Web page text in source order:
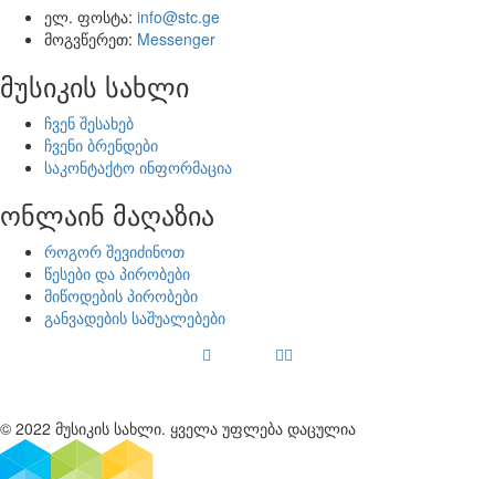
ელ. ფოსტა: info@stc.ge
მოგვწერეთ: Messenger
მუსიკის სახლი
ჩვენ შესახებ
ჩვენი ბრენდები
საკონტაქტო ინფორმაცია
ონლაინ მაღაზია
როგორ შევიძინოთ
წესები და პირობები
მიწოდების პირობები
განვადების საშუალებები
© 2022 მუსიკის სახლი. ყველა უფლება დაცულია